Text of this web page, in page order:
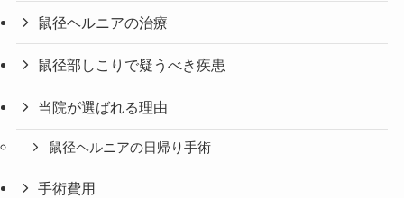
鼠径ヘルニアの治療
鼠径部しこりで疑うべき疾患
当院が選ばれる理由
鼠径ヘルニアの日帰り手術
手術費用